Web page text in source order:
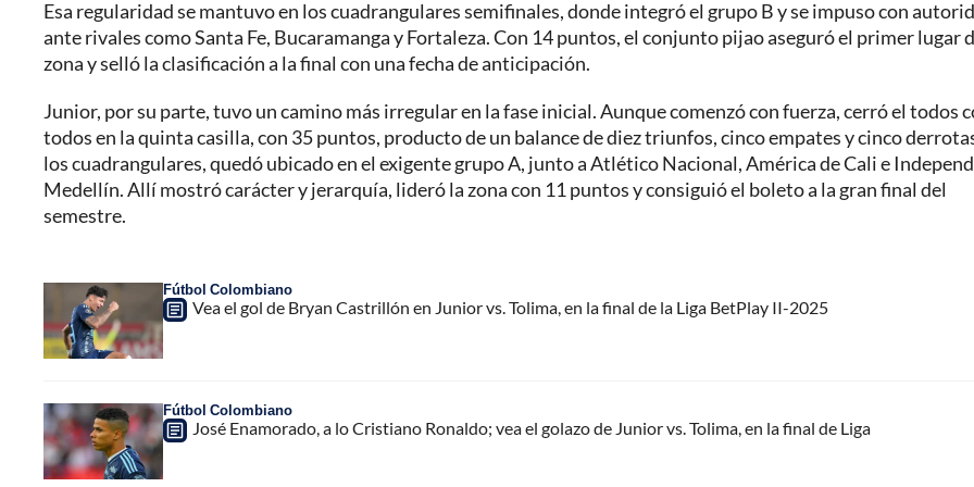
Esa regularidad se mantuvo en los cuadrangulares semifinales, donde integró el grupo B y se impuso con
ante rivales como Santa Fe, Bucaramanga y Fortaleza. Con 14 puntos, el conjunto pijao aseguró el primer lugar
zona y selló la clasificación a la final con una fecha de anticipación.
Junior, por su parte, tuvo un camino más irregular en la fase inicial. Aunque comenzó con fuerza, cerró el todos
todos en la quinta casilla, con 35 puntos, producto de un balance de diez triunfos, cinco empates y cinco
los cuadrangulares, quedó ubicado en el exigente grupo A, junto a Atlético Nacional, América de Cali e
Medellín. Allí mostró carácter y jerarquía, lideró la zona con 11 puntos y consiguió el boleto a la gran final del
semestre.
Fútbol Colombiano
Vea el gol de Bryan Castrillón en Junior vs. Tolima, en la final de la Liga BetPlay II-2025
Fútbol Colombiano
José Enamorado, a lo Cristiano Ronaldo; vea el golazo de Junior vs. Tolima, en la final de Liga